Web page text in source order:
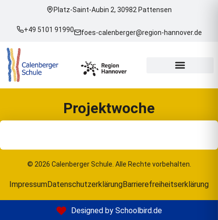
Platz-Saint-Aubin 2, 30982 Pattensen
+49 5101 91990 foes-calenberger@region-hannover.de
Projektwoche
© 2026 Calenberger Schule. Alle Rechte vorbehalten.
ImpressumDatenschutzerklärungBarrierefreiheitserklärung
Designed by Schoolbird.de